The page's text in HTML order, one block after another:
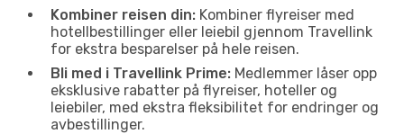
Kombiner reisen din: Kombiner flyreiser med
hotellbestillinger eller leiebil gjennom Travellink
for ekstra besparelser på hele reisen.
Bli med i Travellink Prime: Medlemmer låser opp
eksklusive rabatter på flyreiser, hoteller og
leiebiler, med ekstra fleksibilitet for endringer og
avbestillinger.